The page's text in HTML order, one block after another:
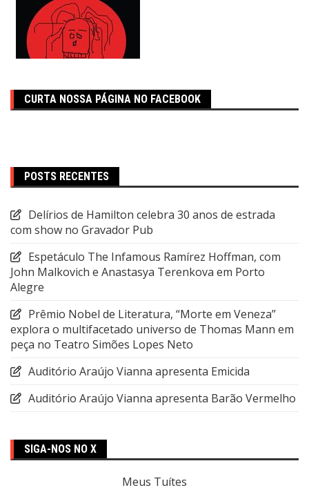
CURTA NOSSA PÁGINA NO FACEBOOK
POSTS RECENTES
Delírios de Hamilton celebra 30 anos de estrada
com show no Gravador Pub
Espetáculo The Infamous Ramírez Hoffman, com
John Malkovich e Anastasya Terenkova em Porto
Alegre
Prêmio Nobel de Literatura, “Morte em Veneza”
explora o multifacetado universo de Thomas Mann em
peça no Teatro Simões Lopes Neto
Auditório Araújo Vianna apresenta Emicida
Auditório Araújo Vianna apresenta Barão Vermelho
SIGA-NOS NO X
Meus Tuítes